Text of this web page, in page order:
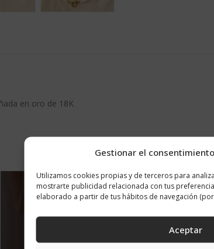
Gestionar el
Utilizamos cookies propias y de terceros para
mostrarte publicidad relacionada con tus
elaborado a partir de tus hábitos de navegación
Aceptar
en oro de 18K